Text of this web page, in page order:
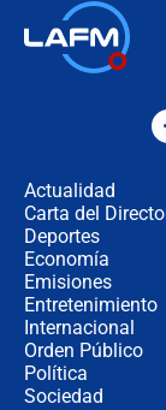
Actualidad
Carta del
Deportes
Economía
Emisiones
Entretenimiento
Internacional
Orden Público
Política
Sociedad